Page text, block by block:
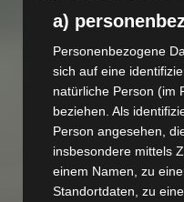
a)
Personenbezogene
sich auf eine
natürliche Person (im
beziehen. Als
Person angesehen,
insbesondere mittels
einem Namen, zu
Standortdaten, zu